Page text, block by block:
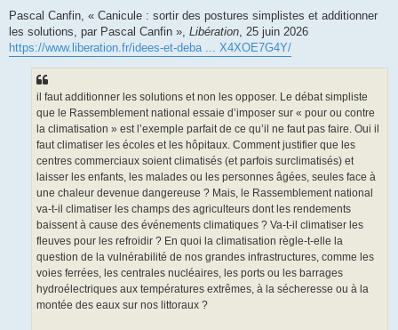
Pascal Canfin, « Canicule : sortir des postures simplistes et additionner
les solutions, par Pascal Canfin », Libération , 25 juin 2026
https://www.liberation.fr/idees-et-deba ... X4XOE7G4Y/
il faut additionner les solutions et non les opposer. Le débat simpliste
que le Rassemblement national essaie d’imposer sur « pour ou contre
la climatisation » est l’exemple parfait de ce qu’il ne faut pas faire. Oui il
faut climatiser les écoles et les hôpitaux. Comment justifier que les
centres commerciaux soient climatisés (et parfois surclimatisés) et
laisser les enfants, les malades ou les personnes âgées, seules face à
une chaleur devenue dangereuse ? Mais, le Rassemblement national
va-t-il climatiser les champs des agriculteurs dont les rendements
baissent à cause des événements climatiques ? Va-t-il climatiser les
fleuves pour les refroidir ? En quoi la climatisation règle-t-elle la
question de la vulnérabilité de nos grandes infrastructures, comme les
voies ferrées, les centrales nucléaires, les ports ou les barrages
hydroélectriques aux températures extrêmes, à la sécheresse ou à la
montée des eaux sur nos littoraux ?